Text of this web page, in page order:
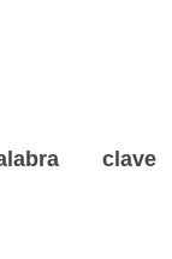
clave